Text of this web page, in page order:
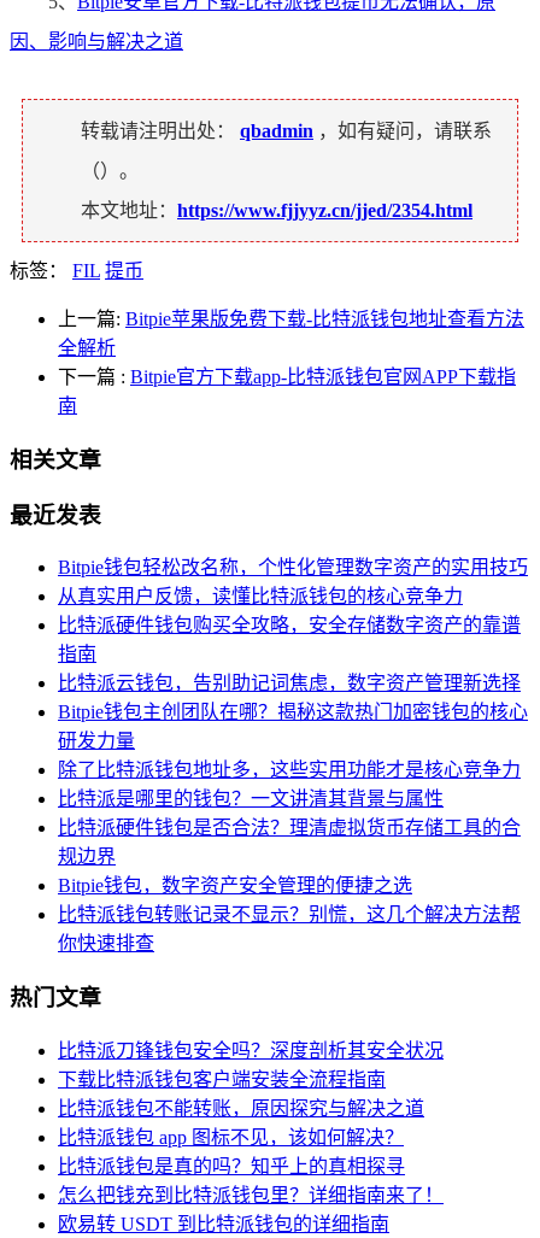
因、影响与解决之道
转载请注明出处： qbadmin ，如有疑问，请联系
（）。
本文地址： https://www.fjjyyz.cn/jjed/2354.html
标签： FIL 提币
上一篇: Bitpie苹果版免费下载-比特派钱包地址查看方法
全解析
下一篇 : Bitpie官方下载app-比特派钱包官网APP下载指
南
相关文章
最近发表
Bitpie钱包轻松改名称，个性化管理数字资产的实用技巧
从真实用户反馈，读懂比特派钱包的核心竞争力
比特派硬件钱包购买全攻略，安全存储数字资产的靠谱
指南
比特派云钱包，告别助记词焦虑，数字资产管理新选择
Bitpie钱包主创团队在哪？揭秘这款热门加密钱包的核心
研发力量
除了比特派钱包地址多，这些实用功能才是核心竞争力
比特派是哪里的钱包？一文讲清其背景与属性
比特派硬件钱包是否合法？理清虚拟货币存储工具的合
规边界
Bitpie钱包，数字资产安全管理的便捷之选
比特派钱包转账记录不显示？别慌，这几个解决方法帮
你快速排查
热门文章
比特派刀锋钱包安全吗？深度剖析其安全状况
下载比特派钱包客户端安装全流程指南
比特派钱包不能转账，原因探究与解决之道
比特派钱包 app 图标不见，该如何解决？
比特派钱包是真的吗？知乎上的真相探寻
怎么把钱充到比特派钱包里？详细指南来了！
欧易转 USDT 到比特派钱包的详细指南